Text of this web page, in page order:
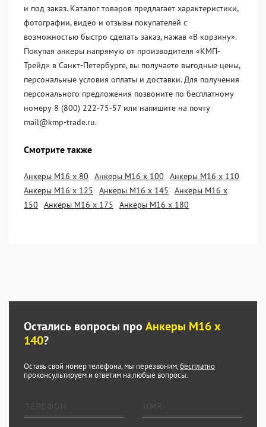
и под заказ. Каталог товаров предлагает характеристики,
фотографии, видео и отзывы покупателей с
возможностью быстро сделать заказ, нажав «В корзину».
Покупая анкеры напрямую от производителя «KМП-
Трейд» в Санкт-Петербурге, вы получаете выгодные цены,
персональные условия оплаты и доставки. Для получения
персонального предложения позвоните по бесплатному
номеру 8 (800) 222-75-57 или напишите на почту
mail@kmp-trade.ru.
Смотрите также
Анкеры М16 х 80 Анкеры М16 х 100
Анкеры М16 х 110
Анкеры М16 х 125
Анкеры М16 х 145
Анкеры М16 х
150
Анкеры М16 х 175 Анкеры М16 х 180
Остались вопросы про Анкеры М16 х
140?
Оставь свой номер телефона, мы перезвоним,бесплатно
проконсультируем и ответим на любые вопросы.